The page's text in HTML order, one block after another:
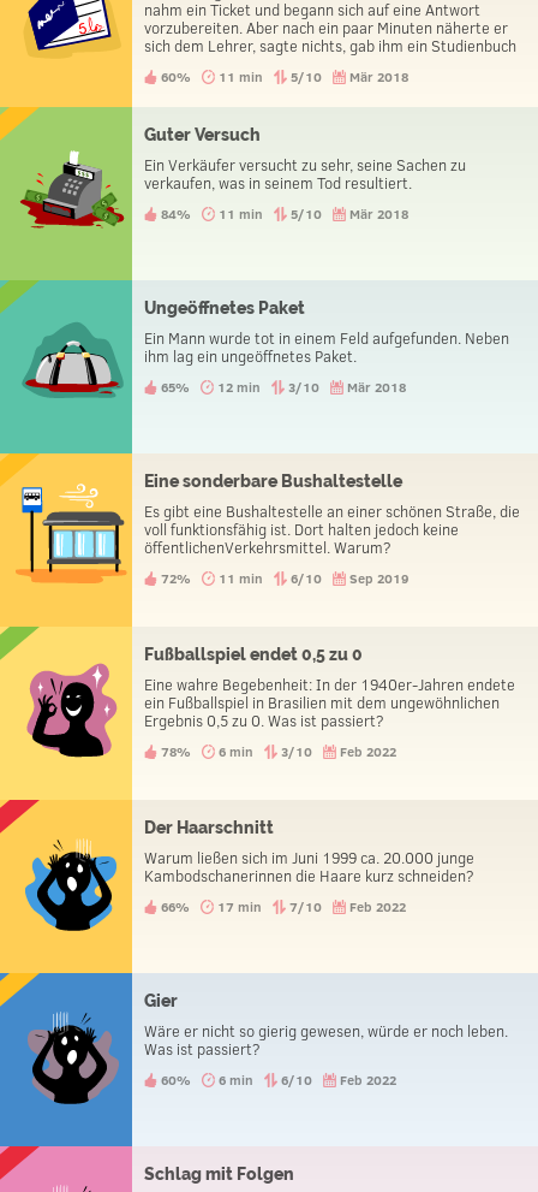
nahm ein Ticket und begann sich auf eine Antwort
vorzubereiten. Aber nach ein paar Minuten näherte er
sich dem Lehrer, sagte nichts, gab ihm ein Studienbuch
60% 11 min 5/10 Mär 2018
Guter Versuch
Ein Verkäufer versucht zu sehr, seine Sachen zu
verkaufen, was in seinem Tod resultiert.
84% 11 min 5/10 Mär 2018
Ungeöffnetes Paket
Ein Mann wurde tot in einem Feld aufgefunden. Neben
ihm lag ein ungeöffnetes Paket.
65% 12 min 3/10 Mär 2018
Eine sonderbare Bushaltestelle
Es gibt eine Bushaltestelle an einer schönen Straße, die
voll funktionsfähig ist. Dort halten jedoch keine
öffentlichenVerkehrsmittel. Warum?
72% 11 min 6/10 Sep 2019
Fußballspiel endet 0,5 zu 0
Eine wahre Begebenheit: In der 1940er-Jahren endete
ein Fußballspiel in Brasilien mit dem ungewöhnlichen
Ergebnis 0,5 zu 0. Was ist passiert?
78% 6 min 3/10 Feb 2022
Der Haarschnitt
Warum ließen sich im Juni 1999 ca. 20.000 junge
Kambodschanerinnen die Haare kurz schneiden?
66% 17 min 7/10 Feb 2022
Gier
Wäre er nicht so gierig gewesen, würde er noch leben.
Was ist passiert?
60% 6 min 6/10 Feb 2022
Schlag mit Folgen